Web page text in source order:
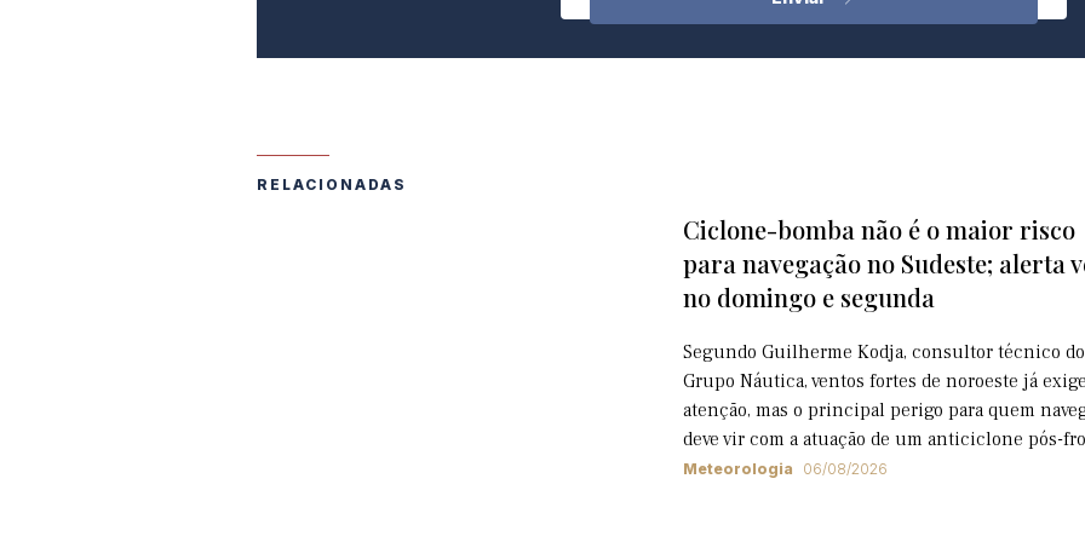
RELACIONADAS
Ciclone-bomba não é o maior risco
para navegação no Sudeste; alerta
no domingo e segunda
Segundo Guilherme Kodja, consultor técnico do
Grupo Náutica, ventos fortes de noroeste já
atenção, mas o principal perigo para quem
deve vir com a atuação de um anticiclone pós-
Meteorologia 06/08/2026